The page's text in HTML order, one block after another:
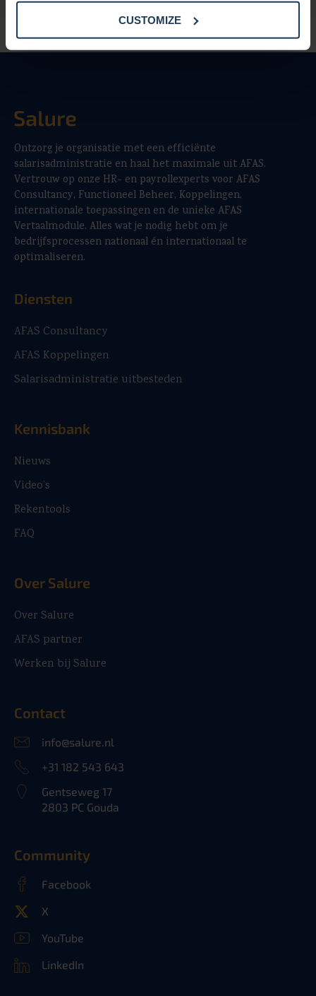
CUSTOMIZE
Ontzorg je organisatie met een efficiënte
salarisadministratie en haal het maximale uit AFAS.
Vertrouw op onze HR- en payrollexperts voor AFAS
Consultancy, Functioneel Beheer, Koppelingen,
internationale toepassingen en de unieke AFAS
Vertaalmodule. Alles wat je nodig hebt om je
bedrijfsprocessen nationaal én internationaal te
optimaliseren.
Diensten
AFAS Consultancy
AFAS Koppelingen
Salarisadministratie uitbesteden
Kennisbank
Nieuws
Video’s
Rekentools
FAQ
Over Salure
Over Salure
AFAS partner
Werken bij Salure
Contact
info@salure.nl
+31 182 543 643
Gentseweg 17
2803 PC Gouda
Community
Facebook
X
YouTube
LinkedIn